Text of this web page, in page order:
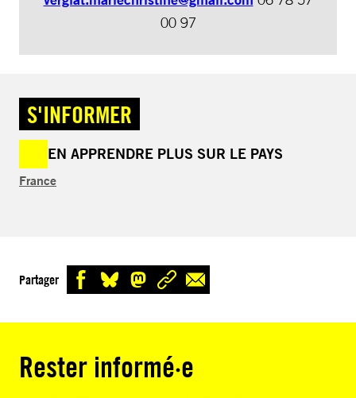
00 97
S'INFORMER
EN APPRENDRE PLUS SUR LE PAYS
France
Partager
Rester informé·e